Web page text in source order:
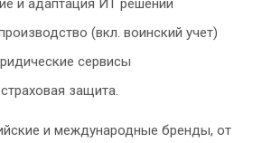
и адаптация ИТ решений
(вкл. воинский учет)
сервисы
страховая защита.
и международные бренды, от